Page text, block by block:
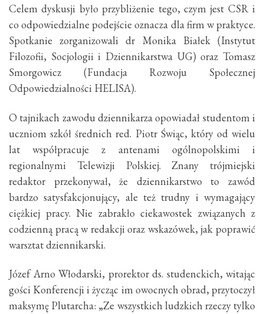
Celem dyskusji było przybliżenie tego, czym jest CSR i
co odpowiedzialne podejście oznacza dla firm w praktyce.
Spotkanie zorganizowali dr Monika Białek (Instytut
Filozofii, Socjologii i Dziennikarstwa UG) oraz Tomasz
Smorgowicz (Fundacja Rozwoju Społecznej
Odpowiedzialności HELISA).
O tajnikach zawodu dziennikarza opowiadał studentom i
uczniom szkół średnich red. Piotr Świąc, który od wielu
lat współpracuje z antenami ogólnopolskimi i
regionalnymi Telewizji Polskiej. Znany trójmiejski
redaktor przekonywał, że dziennikarstwo to zawód
bardzo satysfakcjonujący, ale też trudny i wymagający
ciężkiej pracy. Nie zabrakło ciekawostek związanych z
codzienną pracą w redakcji oraz wskazówek, jak poprawić
warsztat dziennikarski.
Józef Arno Włodarski, prorektor ds. studenckich, witając
gości Konferencji i życząc im owocnych obrad, przytoczył
maksymę Plutarcha: „Ze wszystkich ludzkich rzeczy tylko